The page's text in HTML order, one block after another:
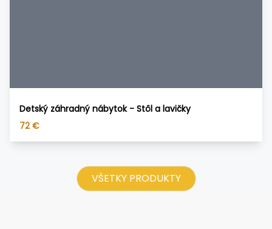
Detský záhradný nábytok - Stôl a lavičky
72 €
VŠETKY PRODUKTY